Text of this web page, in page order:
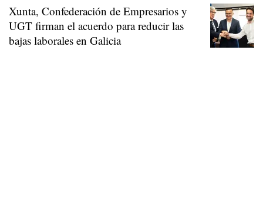
Xunta, Confederación de Empresarios y
UGT firman el acuerdo para reducir las
bajas laborales en Galicia